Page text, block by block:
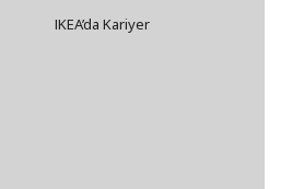
IKEA’da Kariyer